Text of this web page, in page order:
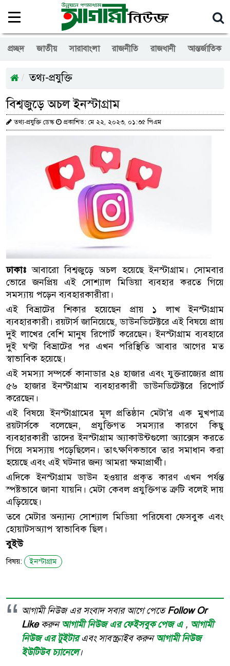
প্রচ্ছদ জাতীয় সারাবাংলা রাজনীতি রাজধানী আন্তর্জাতিক
তথ্য-প্রযুক্তি
বিশ্বজুড়ে অচল ইনস্টাগ্রাম
তথ্য-প্রযুক্তি ডেস্ক প্রকাশিত: মে ২২, ২০২৩, ০১:৩৫ পিএম
ঢাকাঃআবারো বিশ্বজুড়ে অচল হয়েছে ইনস্টাগ্রাম। সোমবার
ভোরে জনপ্রিয় এই সোশ্যাল মিডিয়া ব্যবহার করতে গিয়ে
সমস্যায় পড়েন ব্যবহারকারীরা।
এই বিভ্রাটের শিকার হয়েছেন প্রায় ১ লাখ ইনস্টাগ্রাম
ব্যবহারকারী। রয়টার্স জানিয়েছে, ডাউনডিটেক্টরে এই বিষয়ে প্রায়
দুই লাখের বেশি মানুষ রিপোর্ট করেছেন। ইনস্টাগ্রাম ব্যবহারে
দুই ঘণ্টা বিভ্রাটের পর এখন পরিস্থিতি আবার আগের মত
স্বাভাবিক হয়েছে।
এই সমস্যা সম্পর্কে কানাডার ২৪ হাজার এবং যুক্তরাজ্যের প্রায়
৫৬ হাজার ইনস্টাগ্রাম ব্যবহারকারী ডাউনডিটেক্টরে রিপোর্ট
করেছেন।
এই বিষয়ে ইনস্টাগ্রামের মূল প্রতিষ্ঠান মেটা'র এক মুখপাত্র
রয়টার্সকে বলেছেন, প্রযুক্তিগত সমস্যার কারণে কিছু
ব্যবহারকারী তাদের ইনস্টাগ্রাম অ্যাকাউন্টগুলো অ্যাক্সেস করতে
গিয়ে সমস্যায় পড়েছিলেন। তাৎক্ষণিকভাবে তার সমাধান করা
হয়েছে এবং এই ঘটনার জন্য আমরা ক্ষমাপ্রার্থী।
এদিকে ইনস্টাগ্রাম ডাউন হওয়ার প্রকৃত কারণ এখন পর্যন্ত
স্পষ্টভাবে জানা যায়নি। মেটা কেবল প্রযুক্তিগত ত্রুটি বলেই দায়
এড়িয়েছে।
তবে মেটার অন্যান্য সোশ্যাল মিডিয়া পরিষেবা ফেসবুক এবং
হোয়াটসঅ্যাপ স্বাভাবিক ছিল।
বুইউ
বিষয়: ইনস্টাগ্রাম
আগামী নিউজ এর সংবাদ সবার আগে পেতেFollow Or
Likeকরুনআগামী নিউজ এর ফেইসবুক পেজ এ , আগামী
নিউজ এর টুইটারএবং সাবস্ক্রাইব করুনআগামী নিউজ
ইউটিউব চ্যানেলে।